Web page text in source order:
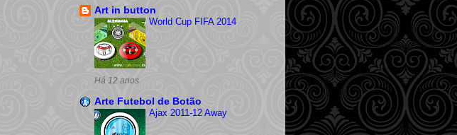
Art in button
World Cup FIFA 2014
Há 12 anos
Arte Futebol de Botão
Ajax 2011-12 Away